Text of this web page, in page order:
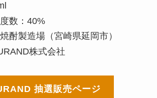
数：40%
酎製造場（宮崎県延岡市）
株式会社
抽選販売ページ